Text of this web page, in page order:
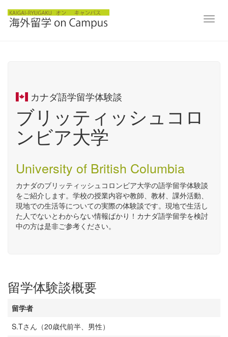
カナダ語学留学体験談
ブリッティッシュコロ
ンビア大学
University of British Columbia
カナダのブリッティッシュコロンビア大学の語学留学体験談
をご紹介します。学校の授業内容や教師、教材、課外活動、
現地での生活等についての実際の体験談です。現地で生活し
た人でないとわからない情報ばかり！カナダ語学留学を検討
中の方は是非ご参考ください。
留学体験談概要
留学者
S.Tさん（20歳代前半、男性）